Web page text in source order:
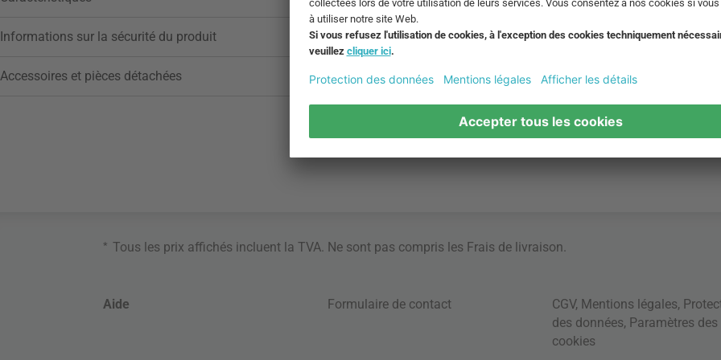
Informations sur la sécurité du produit
Accessoires et pièces détachées
* Tous les prix affichés incluent la TVA. Ne sont pas compris les Frais de livraison
Aide Formulaire de contact CGV, Mentions légales,
des données, Paramètres des
cookies